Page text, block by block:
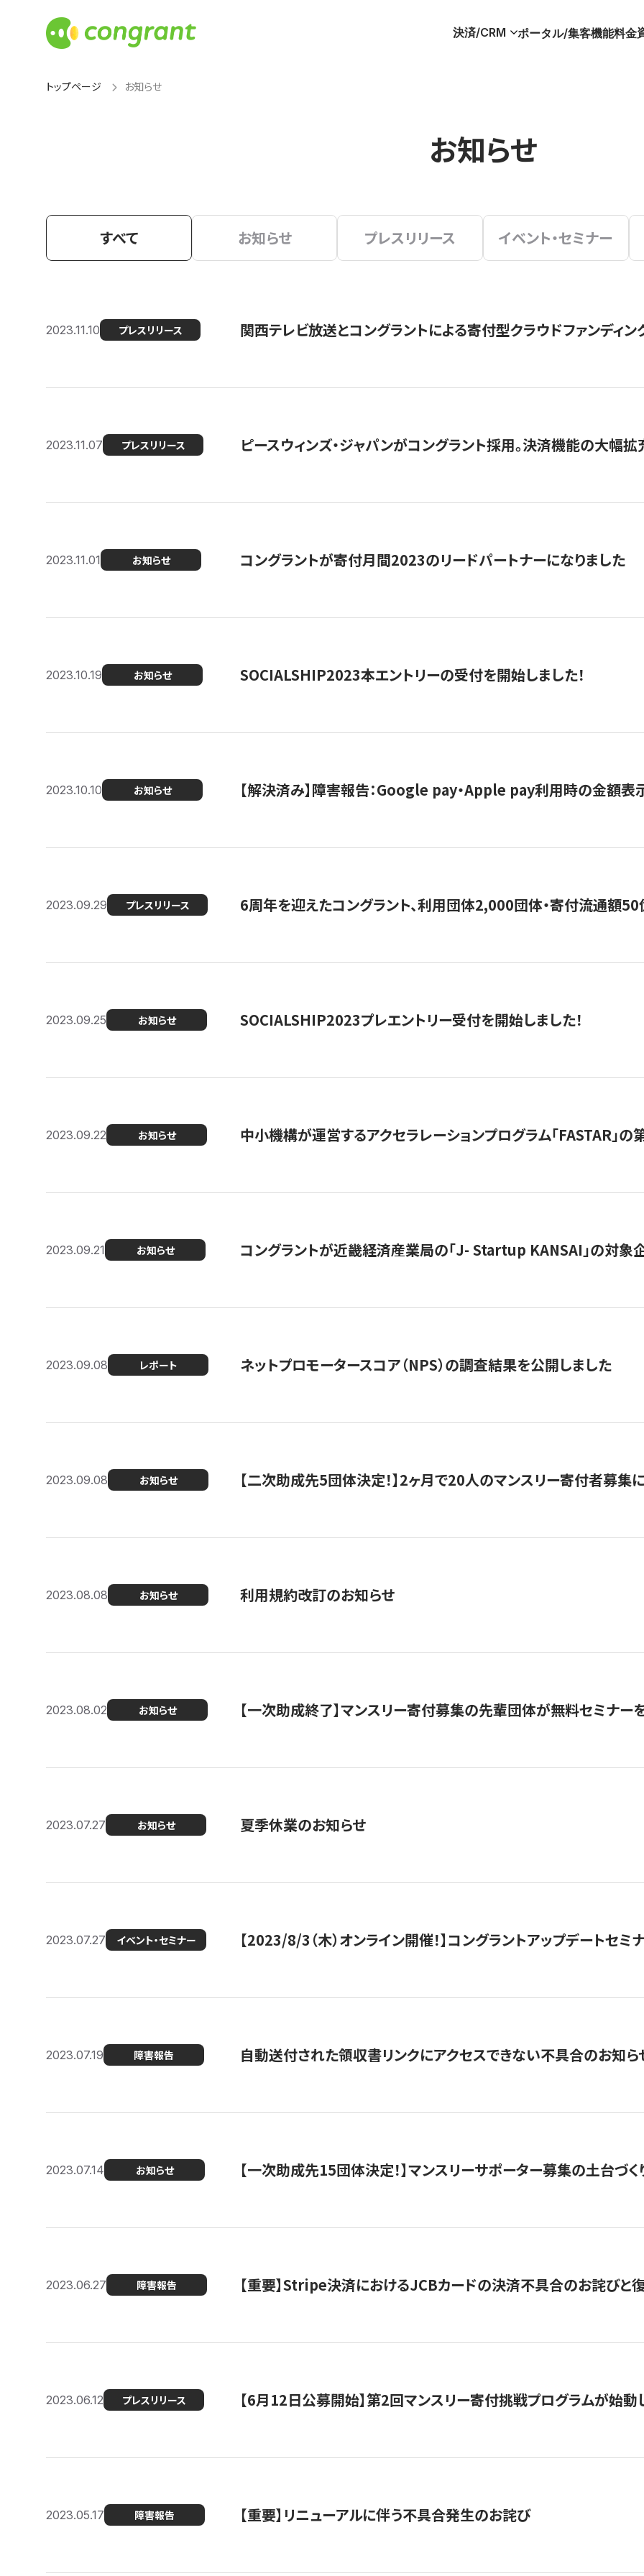
決済/CRM ポータル/集客機能料金
トップページ お知らせ
お知らせ
すべて お知らせ プレスリリース イベント・セミナー
2023.11.10 プレスリリース 関西テレビ放送とコングラントによる寄付型クラウドファンディ
2023.11.07 プレスリリース ピースウィンズ・ジャパンがコングラント採用。決済機能の大幅
2023.11.01 お知らせ コングラントが寄付月間2023のリードパートナーになりました
2023.10.19 お知らせ SOCIALSHIP2023本エントリーの受付を開始しました！
2023.10.10 お知らせ 【解決済み】障害報告：Google pay・Apple pay利用時の金額表
2023.09.29 プレスリリース 6周年を迎えたコングラント、利用団体2,000団体・寄付流通額50
2023.09.25 お知らせ SOCIALSHIP2023プレエントリー受付を開始しました！
2023.09.22 お知らせ 中小機構が運営するアクセラレーションプログラム「FASTAR」
2023.09.21 お知らせ コングラントが近畿経済産業局の「J- Startup KANSAI」の対象
2023.09.08 レポート ネットプロモータースコア（NPS）の調査結果を公開しました
2023.09.08 お知らせ 【二次助成先5団体決定！】2ヶ月で20人のマンスリー寄付者募集
2023.08.08 お知らせ 利用規約改訂のお知らせ
2023.08.02 お知らせ 【一次助成終了】マンスリー寄付募集の先輩団体が無料セミナー
2023.07.27 お知らせ 夏季休業のお知らせ
2023.07.27 イベント・セミナー 【2023/8/3（木）オンライン開催！】コングラントアップデートセ
2023.07.19 障害報告 自動送付された領収書リンクにアクセスできない不具合のお知ら
2023.07.14 お知らせ 【一次助成先15団体決定！】マンスリーサポーター募集の土台づ
2023.06.27 障害報告 【重要】Stripe決済におけるJCBカードの決済不具合のお詫びと
2023.06.12 プレスリリース 【6月12日公募開始】第2回マンスリー寄付挑戦プログラムが始動
2023.05.17 障害報告 【重要】リニューアルに伴う不具合発生のお詫び